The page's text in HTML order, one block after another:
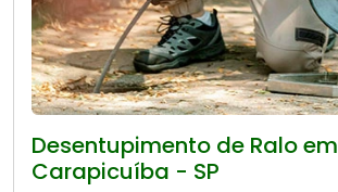
Desentupimento de Ralo em
Carapicuíba - SP